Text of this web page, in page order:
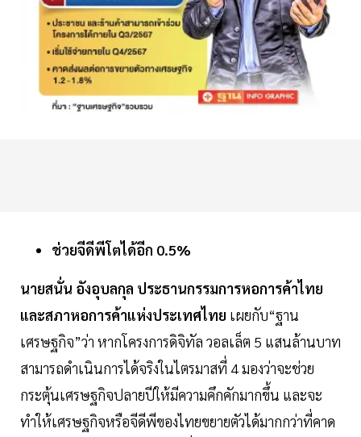
ช่วยจีดีพีโตได้อีก 0.5%
นายสนั่น อังอุบลกุล ประธานกรรมการหอการค้าไทย
และสภาหอการค้าแห่งประเทศไทย เผยกับ“ฐาน
เศรษฐกิจ”ว่า หากโครงการดิจิทัล วอลเล็ต 5 แสนล้านบาท
สามารถดำเนินการได้จริงในไตรมาสที่ 4 มองว่าจะช่วย
กระตุ้นเศรษฐกิจปลายปีให้มีความคึกคักมากขึ้น และจะ
ทำให้เศรษฐกิจหรือจีดีพีของไทยขยายตัวได้มากกว่าที่คาด